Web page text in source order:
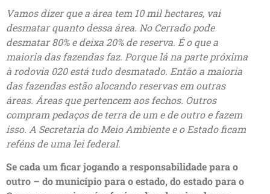
Vamos dizer que a área tem 10 mil hectares, vai
desmatar quanto dessa área. No Cerrado pode
desmatar 80% e deixa 20% de reserva. É o que a
maioria das fazendas faz. Porque lá na parte próxima
à rodovia 020 está tudo desmatado. Então a maioria
das fazendas estão alocando reservas em outras
áreas. Áreas que pertencem aos fechos. Outros
compram pedaços de terra de um e de outro e fazem
isso. A Secretaria do Meio Ambiente e o Estado ficam
reféns de uma lei federal.
Se cada um ficar jogando a responsabilidade para o
outro – do município para o estado, do estado para o